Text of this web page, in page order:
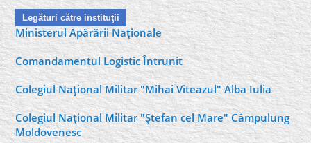
Legături către instituţii
Ministerul Apărării Naţionale
Comandamentul Logistic Întrunit
Colegiul Naţional Militar "Mihai Viteazul" Alba Iulia
Colegiul Naţional Militar "Ştefan cel Mare" Câmpulung
Moldovenesc